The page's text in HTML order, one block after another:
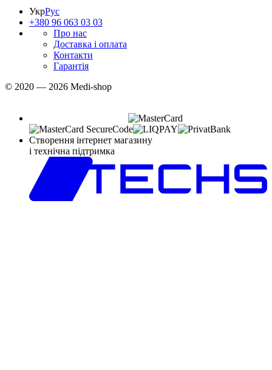
УкрРус
+380 96 063 03 03
Про нас
Доставка і оплата
Контакти
Гарантія
© 2020 — 2026 Medi-shop
Створення інтернет магазину
і технічна підтримка